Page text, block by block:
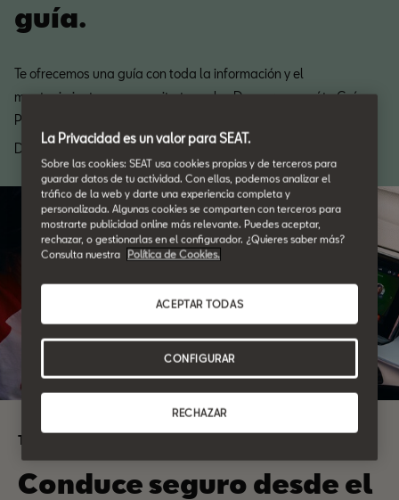
guía.
Te ofrecemos una guía con toda la información y el
mantenimiento que necesita tu coche. Descarga aquí tu Guía
Posventa.
Descarga
Tranquilidad SEAT
Conduce seguro desde el
La Privacidad es un valor para SEAT.
Sobre las cookies: SEAT usa cookies propias y de terceros para
guardar datos de tu actividad. Con ellas, podemos analizar el
tráfico de la web y darte una experiencia completa y
personalizada. Algunas cookies se comparten con terceros para
mostrarte publicidad online más relevante. Puedes aceptar,
rechazar, o gestionarlas en el configurador. ¿Quieres saber más?
Consulta nuestra
Política de Cookies.
RECHAZAR
ACEPTAR TODAS
CONFIGURAR